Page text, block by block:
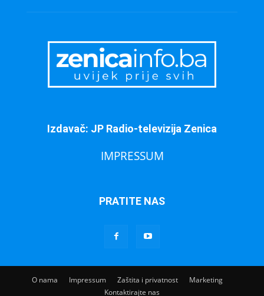
Izdavač: JP Radio-televizija Zenica
IMPRESSUM
PRATITE NAS
O nama Impressum Zaštita i privatnost
Marketing
Kontaktirajte nas